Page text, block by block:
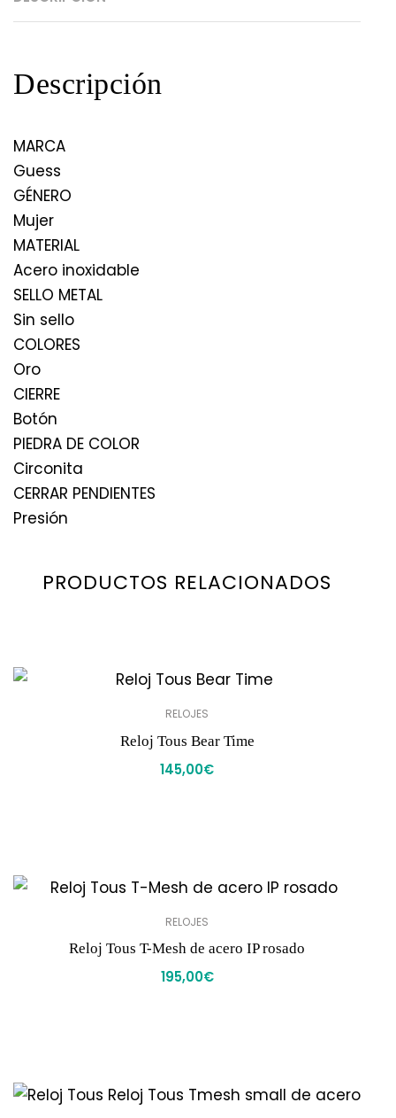
Descripción
MARCA
Guess
GÉNERO
Mujer
MATERIAL
Acero inoxidable
SELLO METAL
Sin sello
COLORES
Oro
CIERRE
Botón
PIEDRA DE COLOR
Circonita
CERRAR PENDIENTES
Presión
PRODUCTOS RELACIONADOS
RELOJES
Reloj Tous Bear Time
145,00€
RELOJES
Reloj Tous T-Mesh de acero IP rosado
195,00€